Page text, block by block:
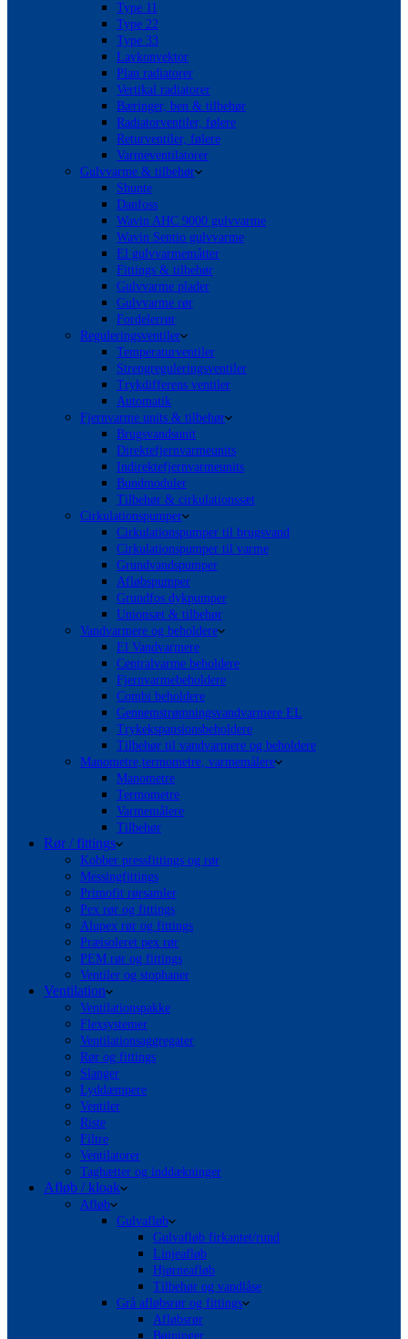
Type 11
Type 22
Type 33
Lavkonvektor
Plan radiatorer
Vertikal radiatorer
Bæringer, ben & tilbehør
Radiatorventiler, følere
Returventiler, følere
Varmeventilatorer
Gulvvarme & tilbehør
Shunte
Danfoss
Wavin AHC 9000 gulvvarme
Wavin Sentio gulvvarme
El gulvvarmemåtter
Fittings & tilbehør
Gulvvarme plader
Gulvvarme rør
Fordelerrør
Reguleringsventiler
Temperaturventiler
Strengreguleringsventiler
Trykdifferens ventiler
Automatik
Fjernvarme units & tilbehør
Brugsvandsunit
Direktefjernvarmeunits
Indirektefjernvarmeunits
Bundmoduler
Tilbehør & cirkulationssæt
Cirkulationspumper
Cirkulationspumper til brugsvand
Cirkulationspumper til varme
Grundvandspumper
Afløbspumper
Grundfos dykpumper
Unionsæt & tilbehør
Vandvarmere og beholdere
El Vandvarmere
Centralvarme beholdere
Fjernvarmebeholdere
Combi beholdere
Gennemstrømningsvandvarmere EL
Trykekspansionsbeholdere
Tilbehør til vandvarmere og beholdere
Manometre,termometre, varmemålere
Manometre
Termometre
Varmemålere
Tilbehør
Rør / fittings
Kobber pressfittings og rør
Messingfittings
Primofit rørsamler
Pex rør og fittings
Alupex rør og fittings
Præisoleret pex rør
PEM rør og fittings
Ventiler og stophaner
Ventilation
Ventilationspakke
Flexsystemer
Ventilationsaggregater
Rør og fittings
Slanger
Lyddæmpere
Ventiler
Riste
Filtre
Ventilatorer
Taghætter og inddækninger
Afløb / kloak
Afløb
Gulvafløb
Gulvafløb firkantet/rund
Linjeafløb
Hjørneafløb
Tilbehør og vandlåse
Grå afløbsrør og fittings
Afløbsrør
Bøjninger